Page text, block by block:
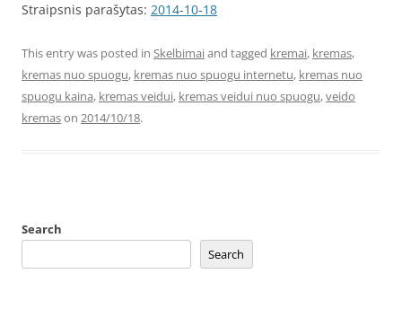
Straipsnis parašytas: 2014-10-18
This entry was posted in Skelbimaiand tagged kremai, kremas,
kremas nuo spuogu, kremas nuo spuogu internetu, kremas nuo
spuogu kaina, kremas veidui, kremas veidui nuo spuogu,veido
kremason 2014/10/18.
Search
Search